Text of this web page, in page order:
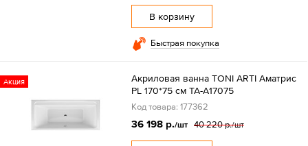
В корзину
Быстрая покупка
Акция
Акриловая ванна TONI ARTI Аматрис
PL 170*75 см TA-A17075
Код товара: 177362
36 198 р./шт 40 220 р./шт